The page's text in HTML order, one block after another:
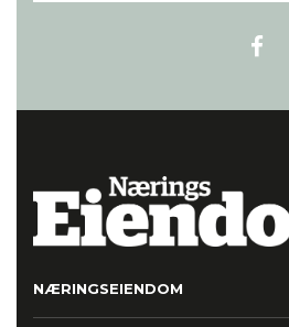
NÆRINGSEIENDOM